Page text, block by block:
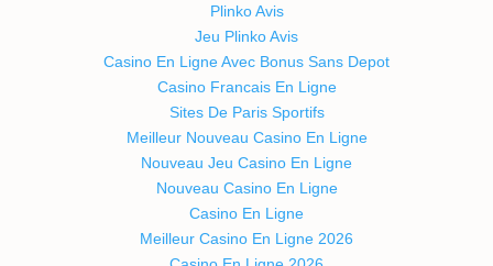
Plinko Avis
Jeu Plinko Avis
Casino En Ligne Avec Bonus Sans Depot
Casino Francais En Ligne
Sites De Paris Sportifs
Meilleur Nouveau Casino En Ligne
Nouveau Jeu Casino En Ligne
Nouveau Casino En Ligne
Casino En Ligne
Meilleur Casino En Ligne 2026